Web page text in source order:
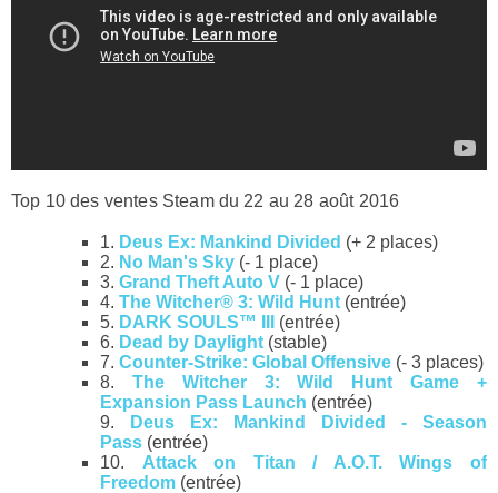
Top 10 des ventes Steam du 22 au 28 août 2016
1. Deus Ex: Mankind Divided (+ 2 places)
2. No Man's Sky (- 1 place)
3. Grand Theft Auto V (- 1 place)
4. The Witcher® 3: Wild Hunt (entrée)
5. DARK SOULS™ III
(entrée)
6. Dead by Daylight (stable)
7. Counter-Strike: Global Offensive (- 3 places)
8. The Witcher 3: Wild Hunt Game +
Expansion Pass Launch (entrée)
9.
Deus Ex: Mankind Divided - Season
Pass (entrée)
10. Attack on Titan / A.O.T. Wings of
Freedom (entrée)